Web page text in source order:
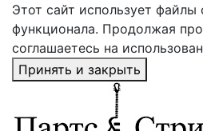
Этот сайт использует
функционала. Продолжая
соглашаетесь на
Принять и закрыть